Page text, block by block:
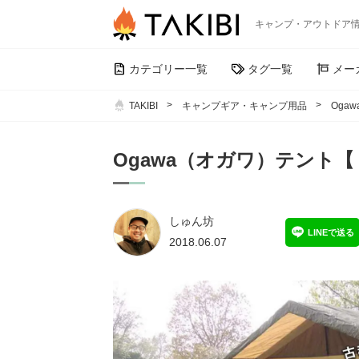
キャンプ・アウトドア
カテゴリー一覧 タグ一覧 メー
TAKIBI キャンプギア・キャンプ用品
Ogawa（オガワ）テント
しゅん坊
2018.06.07
LINEで送る